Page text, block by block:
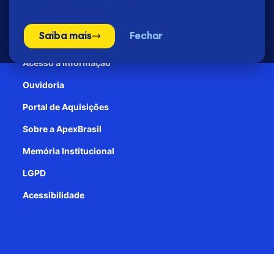
Saiba mais Fechar
Patrocínio
Acesso à informação
Ouvidoria
Portal de Aquisições
Sobre a ApexBrasil
Memória Institucional
LGPD
Acessibilidade